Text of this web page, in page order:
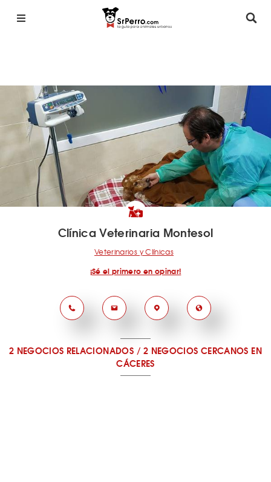
Clínica Veterinaria Montesol
Veterinarios y Clínicas
¡Sé el primero en opinar!
2 NEGOCIOS RELACIONADOS/2 NEGOCIOS CERCANOS EN
CÁCERES